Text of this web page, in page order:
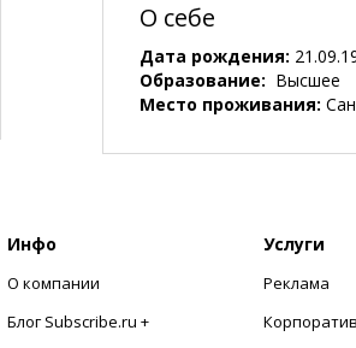
О себе
Дата рождения:
Образование: Высшее
Место проживания:
Инфо
О компании
Блог Subscribe.ru +
Услуги
Реклама